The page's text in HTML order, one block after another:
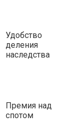
Удобство
деления
наследства
Премия над
спотом